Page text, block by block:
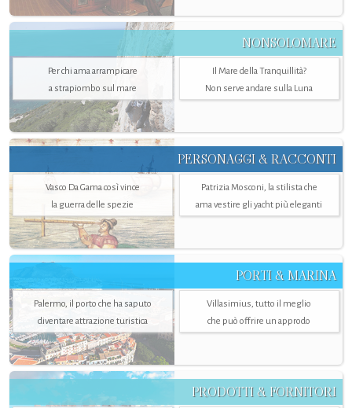
NONSOLOMARE
Per chi ama arrampicare
a strapiombo sul mare
Il Mare della Tranquillità?
Non serve andare sulla Luna
PERSONAGGI & RACCONTI
Vasco Da Gama così vince
la guerra delle spezie
Patrizia Mosconi, la stilista che
ama vestire gli yacht più eleganti
PORTI & MARINA
Palermo, il porto che ha saputo
diventare attrazione turistica
Villasimius, tutto il meglio
che può offrire un approdo
PRODOTTI & FORNITORI